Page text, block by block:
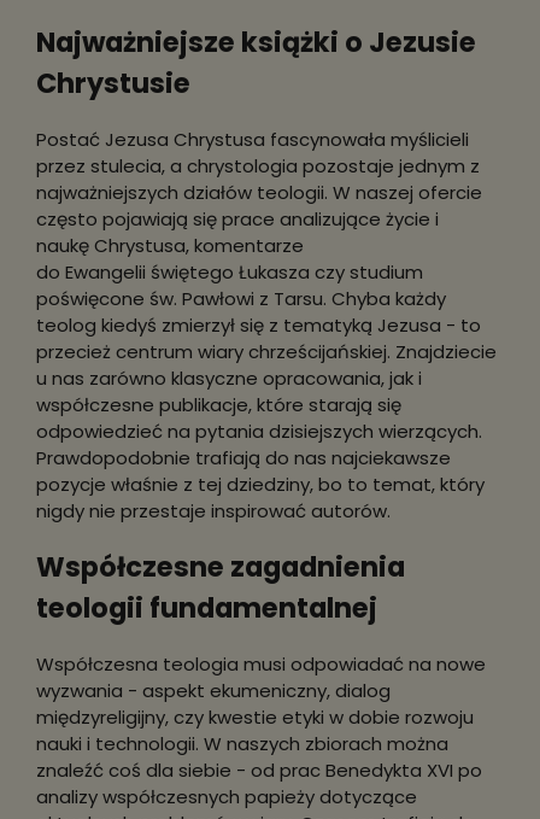
Najważniejsze książki o Jezusie
Chrystusie
Postać Jezusa Chrystusa fascynowała myślicieli
przez stulecia, a chrystologia pozostaje jednym z
najważniejszych działów teologii. W naszej ofercie
często pojawiają się prace analizujące życie i
naukę Chrystusa, komentarze
do Ewangelii świętego Łukasza czy studium
poświęcone św. Pawłowi z Tarsu. Chyba każdy
teolog kiedyś zmierzył się z tematyką Jezusa - to
przecież centrum wiary chrześcijańskiej. Znajdziecie
u nas zarówno klasyczne opracowania, jak i
współczesne publikacje, które starają się
odpowiedzieć na pytania dzisiejszych wierzących.
Prawdopodobnie trafiają do nas najciekawsze
pozycje właśnie z tej dziedziny, bo to temat, który
nigdy nie przestaje inspirować autorów.
Współczesne zagadnienia
teologii fundamentalnej
Współczesna teologia musi odpowiadać na nowe
wyzwania - aspekt ekumeniczny, dialog
międzyreligijny, czy kwestie etyki w dobie rozwoju
nauki i technologii. W naszych zbiorach można
znaleźć coś dla siebie - od prac Benedykta XVI po
analizy współczesnych papieży dotyczące